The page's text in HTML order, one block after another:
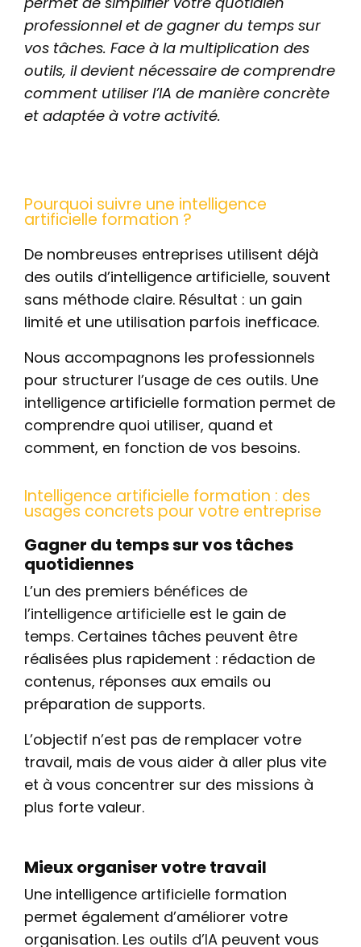
professionnel et de gagner du temps sur
vos tâches. Face à la multiplication des
outils, il devient nécessaire de comprendre
comment utiliser l’IA de manière concrète
et adaptée à votre activité.
Pourquoi suivre une intelligence
artificielle formation ?
De nombreuses entreprises utilisent déjà
des outils d’intelligence artificielle, souvent
sans méthode claire. Résultat : un gain
limité et une utilisation parfois inefficace.
Nous accompagnons les professionnels
pour structurer l’usage de ces outils. Une
intelligence artificielle formation permet de
comprendre quoi utiliser, quand et
comment, en fonction de vos besoins.
Intelligence artificielle formation : des
usages concrets pour votre entreprise
Gagner du temps sur vos tâches
quotidiennes
L’un des premiers bénéfices de
l’intelligence artificielle est le gain de
temps. Certaines tâches peuvent être
réalisées plus rapidement : rédaction de
contenus, réponses aux emails ou
préparation de supports.
L’objectif n’est pas de remplacer votre
travail, mais de vous aider à aller plus vite
et à vous concentrer sur des missions à
plus forte valeur.
Mieux organiser votre travail
Une intelligence artificielle formation
permet également d’améliorer votre
organisation. Les outils d’IA peuvent vous